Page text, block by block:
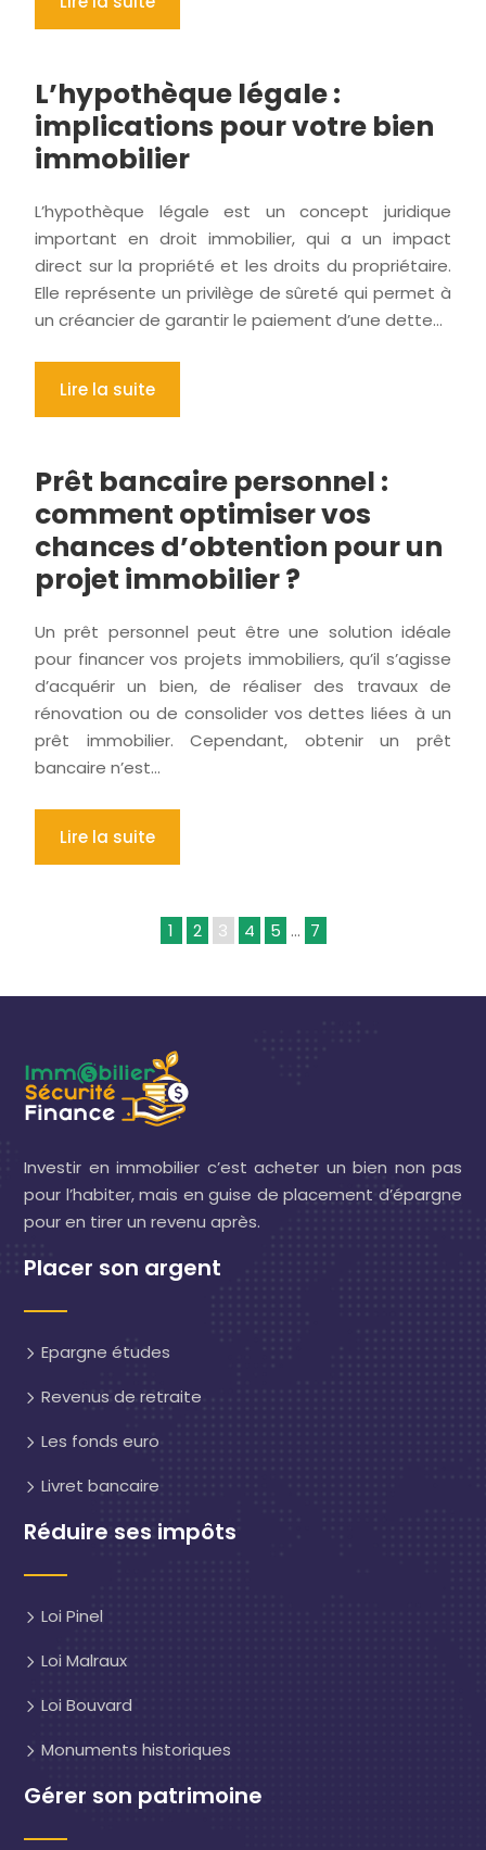
L’hypothèque légale :
implications pour votre bien
immobilier
L’hypothèque légale est un concept juridique
important en droit immobilier, qui a un impact
direct sur la propriété et les droits du propriétaire.
Elle représente un privilège de sûreté qui permet à
un créancier de garantir le paiement d’une dette…
Lire la suite
Prêt bancaire personnel :
comment optimiser vos
chances d’obtention pour un
projet immobilier ?
Un prêt personnel peut être une solution idéale
pour financer vos projets immobiliers, qu’il s’agisse
d’acquérir un bien, de réaliser des travaux de
rénovation ou de consolider vos dettes liées à un
prêt immobilier. Cependant, obtenir un prêt
bancaire n’est…
Lire la suite
1 2 3 4 5 … 7
Investir en immobilier c’est acheter un bien non pas
pour l’habiter, mais en guise de placement d’épargne
pour en tirer un revenu après.
Placer son argent
Epargne études
Revenus de retraite
Les fonds euro
Livret bancaire
Réduire ses impôts
Loi Pinel
Loi Malraux
Loi Bouvard
Monuments historiques
Gérer son patrimoine